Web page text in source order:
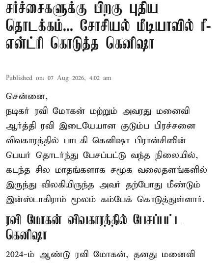
சர்ச்சைகளுக்கு பிறகு புதிய
தொடக்கம்... சோசியல் மீடியாவில் ரீ-
என்ட்ரி கொடுத்த கெனிஷா
Published on: 07 Aug 2026, 4:02 am
சென்னை,
நடிகர் ரவி மோகன் மற்றும் அவரது மனைவி
ஆர்த்தி ரவி இடையேயான குடும்ப பிரச்சனை
விவகாரத்தில் பாடகி கெனிஷா பிரான்சிஸின்
பெயர் தொடர்ந்து பேசப்பட்டு வந்த நிலையில்,
கடந்த சில மாதங்களாக சமூக வலைதளங்களில்
இருந்து விலகியிருந்த அவர் தற்போது மீண்டும்
இன்ஸ்டாகிராம் மூலம் கம்பேக் கொடுத்துள்ளார்.
ரவி மோகன் விவகாரத்தில் பேசப்பட்ட
கெனிஷா
2024-ம் ஆண்டு ரவி மோகன், தனது மனைவி